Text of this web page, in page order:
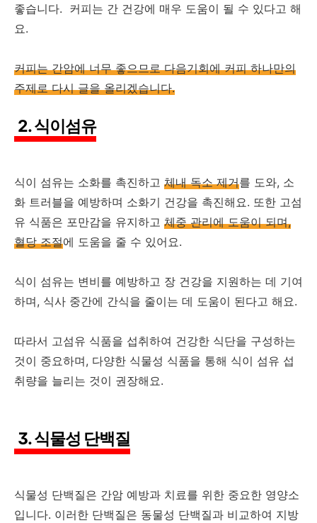
좋습니다. 커피는 간 건강에 매우 도움이 될 수 있다고 해
요.
커피는 간암에 너무 좋으므로 다음기회에 커피 하나만의
주제로 다시 글을 올리겠습니다.
2. 식이섬유
식이 섬유는 소화를 촉진하고 체내 독소 제거를 도와, 소
화 트러블을 예방하며 소화기 건강을 촉진해요. 또한 고섬
유 식품은 포만감을 유지하고 체중 관리에 도움이 되며,
혈당 조절에 도움을 줄 수 있어요.
식이 섬유는 변비를 예방하고 장 건강을 지원하는 데 기여
하며, 식사 중간에 간식을 줄이는 데 도움이 된다고 해요.
따라서 고섬유 식품을 섭취하여 건강한 식단을 구성하는
것이 중요하며, 다양한 식물성 식품을 통해 식이 섬유 섭
취량을 늘리는 것이 권장해요.
3. 식물성 단백질
식물성 단백질은 간암 예방과 치료를 위한 중요한 영양소
입니다. 이러한 단백질은 동물성 단백질과 비교하여 지방